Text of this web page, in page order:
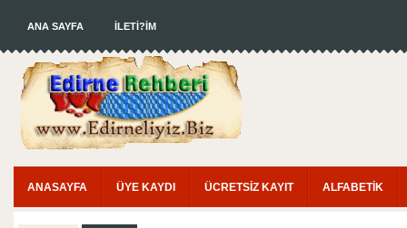
ANA SAYFA İLETİ?İM
ANASAYFA ÜYE KAYDI ÜCRETSİZ KAYIT ALFABETİK